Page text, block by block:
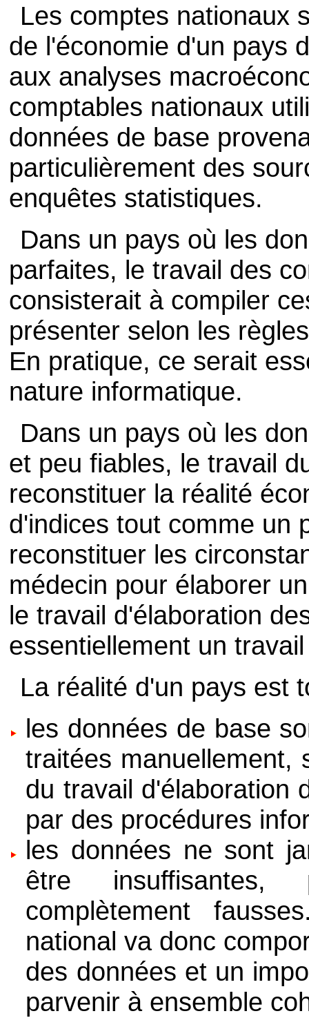
Les comptes nationaux
de l'économie d'un pays
aux analyses
comptables nationaux
données de base
particulièrement des
enquêtes statistiques.
Dans un pays où les
parfaites, le travail des
consisterait à compiler
présenter selon les
En pratique, ce serait
nature informatique.
Dans un pays où les
et peu fiables, le travail
reconstituer la réalité
d'indices tout comme un
reconstituer les
médecin pour élaborer
le travail d'élaboration
essentiellement un
La réalité d'un pays est
les données de base
traitées manuellement,
du travail d'élaboration
par des procédures
les données ne sont
être
complètement
national va donc
des données et un
parvenir à ensemble